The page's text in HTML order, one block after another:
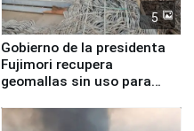
5
Gobierno de la presidenta
Fujimori recupera
geomallas sin uso para
Fenómeno El Niño